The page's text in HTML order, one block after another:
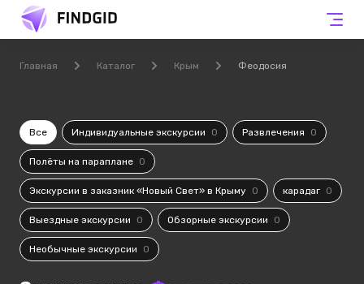
Главная Каталог Крым Феодосия
Все Индивидуальные экскурсии 0 Развлечения 0
Полёты на параплане 0
Экскурсии в заказник «Новый Свет» в Крыму 0 карадаг 0
Выездные экскурсии 0 Обзорные экскурсии 0
Необычные экскурсии 0